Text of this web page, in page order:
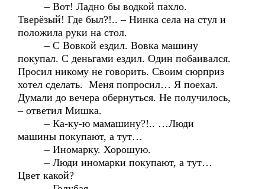
– Вот! Ладно бы водкой пахло.
Тверёзый! Где был?!.. – Нинка села на стул и
положила руки на стол.
– С Вовкой ездил. Вовка машину
покупал. С деньгами ездил. Один побаивался.
Просил никому не говорить. Своим сюрприз
хотел сделать. Меня попросил… Я поехал.
Думали до вечера обернуться. Не получилось,
– ответил Мишка.
– Ка-ку-ю мамашину?!.. …Люди
машины покупают, а тут…
– Иномарку. Хорошую.
– Люди иномарки покупают, а тут…
Цвет какой?